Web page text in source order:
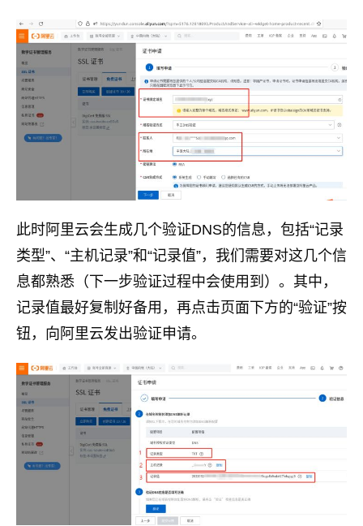
此时阿里云会生成几个验证DNS的信息，包括“记录
类型”、“主机记录”和“记录值”，我们需要对这几个信
息都熟悉（下一步验证过程中会使用到）。其中，
记录值最好复制好备用，再点击页面下方的“验证”按
钮，向阿里云发出验证申请。